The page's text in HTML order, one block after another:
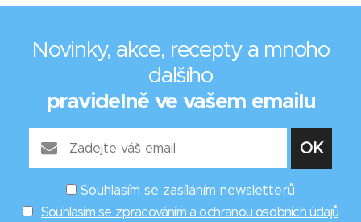
Novinky, akce, recepty a mnoho
dalšího
pravidelně ve vašem emailu
Souhlasím se zasíláním newsletterů
Souhlasím se zpracováním a ochranou osobních údajů